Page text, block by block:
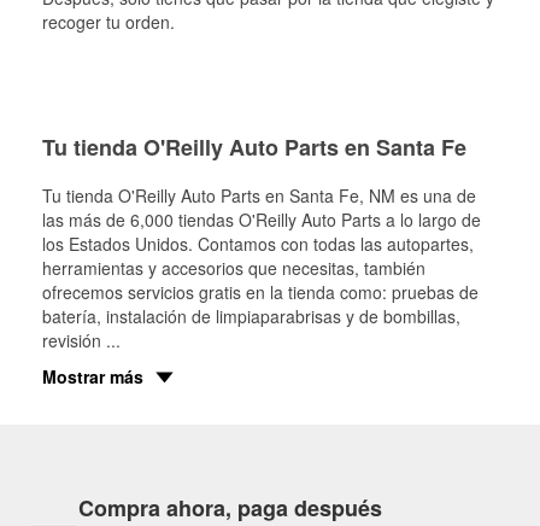
recoger tu orden.
Tu tienda O'Reilly Auto Parts en Santa Fe
Tu tienda O'Reilly Auto Parts en Santa Fe, NM es una de
las más de 6,000 tiendas O'Reilly Auto Parts a lo largo de
los Estados Unidos. Contamos con todas las autopartes,
herramientas y accesorios que necesitas, también
ofrecemos servicios gratis en la tienda como: pruebas de
batería, instalación de limpiaparabrisas y de bombillas,
revisión ...
Mostrar más
Compra ahora, paga después